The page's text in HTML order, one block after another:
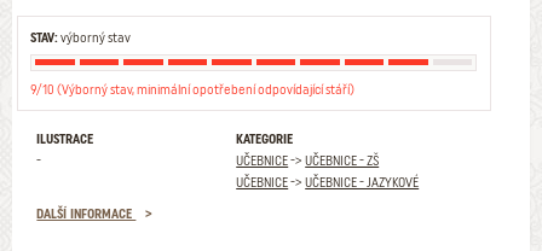
STAV:výborný stav
9/10 (Výborný stav, minimální opotřebení odpovídající stáří)
ILUSTRACE
-
KATEGORIE
UČEBNICE->UČEBNICE - ZŠ
UČEBNICE->UČEBNICE - JAZYKOVÉ
DALŠÍ INFORMACE